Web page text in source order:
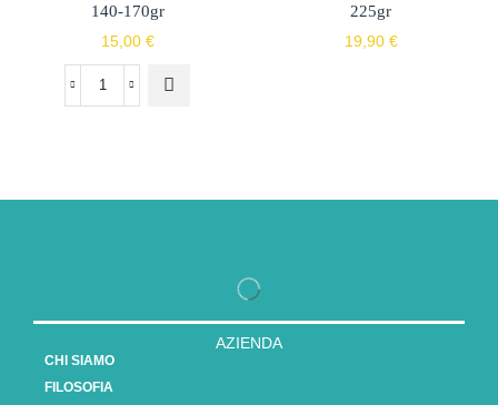
140-170gr
15,00 €
225gr
19,90 €
AZIENDA
CHI SIAMO
FILOSOFIA